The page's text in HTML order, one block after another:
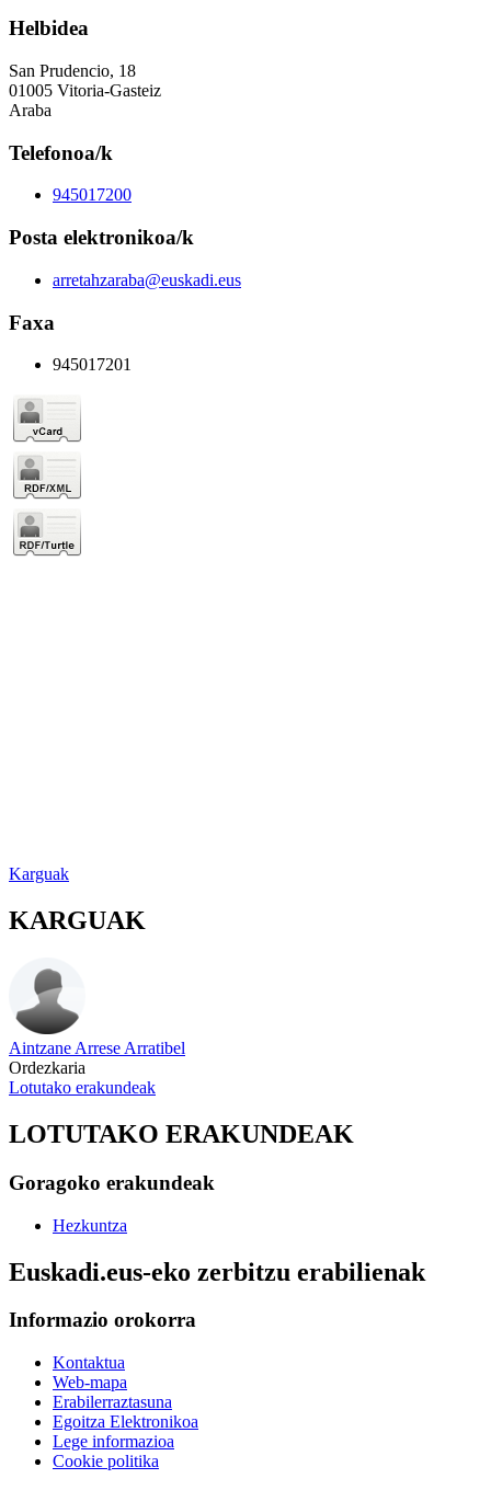
Helbidea
San Prudencio, 18
01005 Vitoria-Gasteiz
Araba
Telefonoa/k
945017200
Posta elektronikoa/k
arretahzaraba@euskadi.eus
Faxa
945017201
Karguak
KARGUAK
Aintzane Arrese Arratibel
Ordezkaria
Lotutako erakundeak
LOTUTAKO ERAKUNDEAK
Goragoko erakundeak
Hezkuntza
Euskadi.eus-eko zerbitzu erabilienak
Informazio orokorra
Kontaktua
Web-mapa
Erabilerraztasuna
Egoitza Elektronikoa
Lege informazioa
Cookie politika